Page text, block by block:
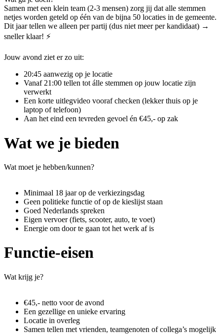
Samen met een klein team (2-3 mensen) zorg jij dat alle stemmen
netjes worden geteld op één van de bijna 50 locaties in de gemeente.
Dit jaar tellen we alleen per partij (dus niet meer per kandidaat) →
sneller klaar! ⚡
Jouw avond ziet er zo uit:
20:45 aanwezig op je locatie
Vanaf 21:00 tellen tot álle stemmen op jouw locatie zijn
verwerkt
Een korte uitlegvideo vooraf checken (lekker thuis op je
laptop of telefoon)
Aan het eind een tevreden gevoel én €45,- op zak
Wat we je bieden
Wat moet je hebben/kunnen?
Minimaal 18 jaar op de verkiezingsdag
Geen politieke functie of op de kieslijst staan
Goed Nederlands spreken
Eigen vervoer (fiets, scooter, auto, te voet)
Energie om door te gaan tot het werk af is
Functie-eisen
Wat krijg je?
€45,- netto voor de avond
Een gezellige en unieke ervaring
Locatie in overleg
Samen tellen met vrienden, teamgenoten of collega’s mogelijk